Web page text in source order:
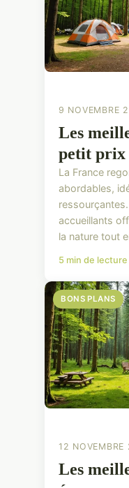
9 NOVEMBRE
Les
petit prix
La France
abordables,
accueillants
la nature tout
5 min de
BONS PLANS
12
Les